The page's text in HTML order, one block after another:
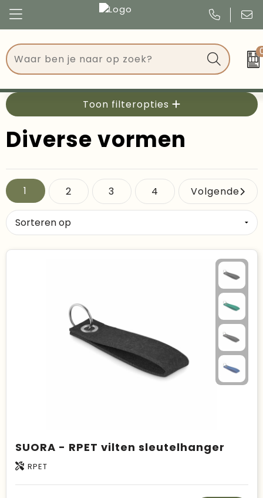
Events
Give Aways
Geschenken
Kantoorartikelen
Made in Europe
Recycled
Congres
Verjaardagen
Voetbal, EK en WK
Toon filteropties
Diverse vormen
1 2 3 4 Volgende
SUORA - RPET vilten sleutelhanger
RPET